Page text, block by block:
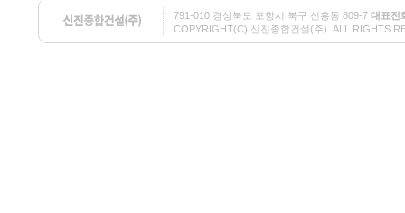
791-010 경상북도 포항시 북구 신흥동 809-7 대표전
COPYRIGHT(C) 신진종합건설(주). ALL RIGHTS